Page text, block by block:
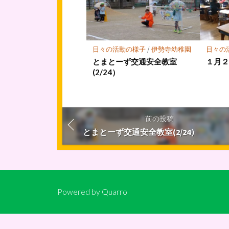
日々の活動の様子/伊勢寺幼稚園
とまとーず交通安全教室
(2/24）
日々の
１月
前の投稿
とまとーず交通安全教室(2/24）
Powered by Quarro